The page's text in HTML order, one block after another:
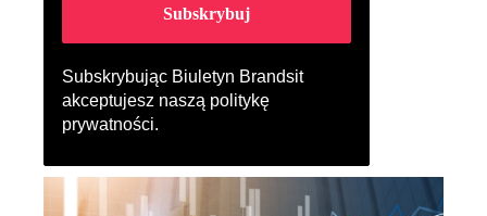
Subskrybując Biuletyn Brandsit
akceptujesz naszą politykę
prywatności.